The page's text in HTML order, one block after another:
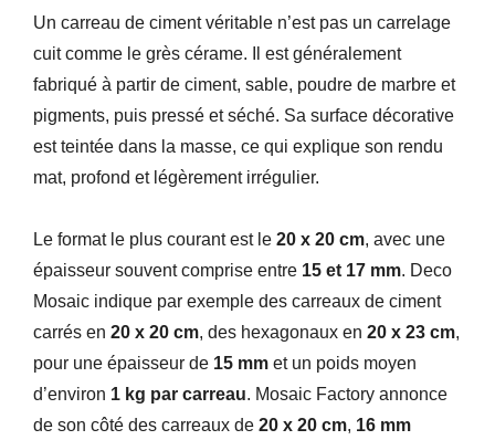
Un carreau de ciment véritable n’est pas un carrelage
cuit comme le grès cérame. Il est généralement
fabriqué à partir de ciment, sable, poudre de marbre et
pigments, puis pressé et séché. Sa surface décorative
est teintée dans la masse, ce qui explique son rendu
mat, profond et légèrement irrégulier.
Le format le plus courant est le 20 x 20 cm, avec une
épaisseur souvent comprise entre 15 et 17 mm. Deco
Mosaic indique par exemple des carreaux de ciment
carrés en 20 x 20 cm, des hexagonaux en 20 x 23 cm,
pour une épaisseur de 15 mm et un poids moyen
d’environ 1 kg par carreau. Mosaic Factory annonce
de son côté des carreaux de 20 x 20 cm, 16 mm